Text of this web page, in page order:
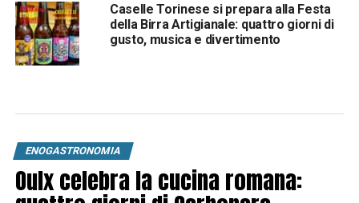
Caselle Torinese si prepara alla Festa
della Birra Artigianale: quattro giorni di
gusto, musica e divertimento
ENOGASTRONOMIA
Oulx celebra la cucina romana: